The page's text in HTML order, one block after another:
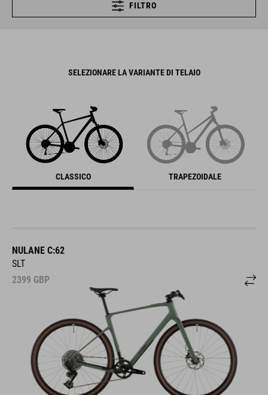
FILTRO
SELEZIONARE LA VARIANTE DI TELAIO
CLASSICO TRAPEZOIDALE
NULANE C:62
SLT
2399 GBP